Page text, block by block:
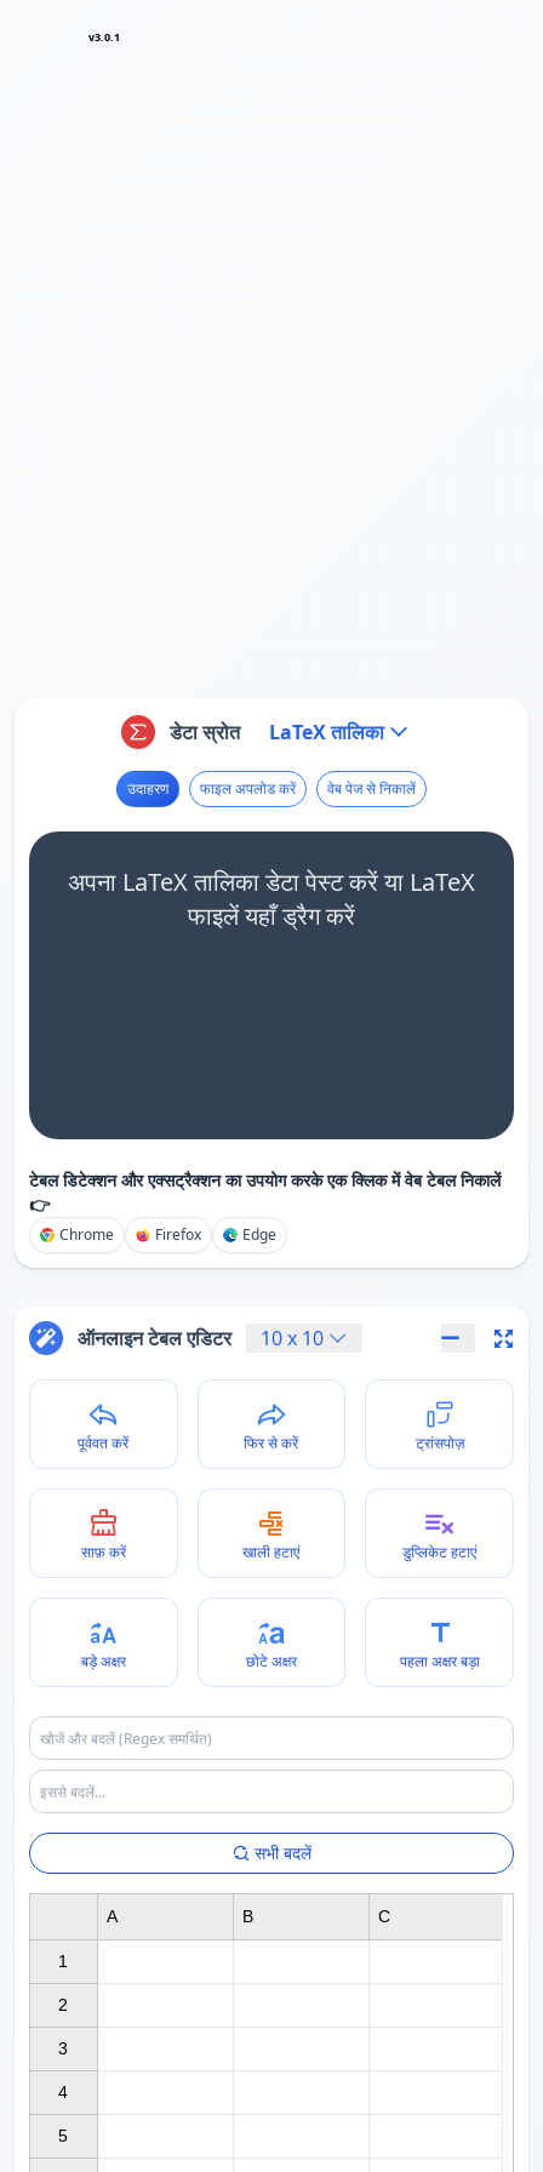
v3.0.1
डेटा स्रोत LaTeX तालिका
उदाहरण फाइल अपलोड करें वेब पेज से निकालें
अपना LaTeX तालिका डेटा पेस्ट करें या LaTeX
फाइलें यहाँ ड्रैग करें
टेबल डिटेक्शन और एक्सट्रैक्शन का उपयोग करके एक क्लिक में वेब टेबल निकालें
👉
Chrome Firefox Edge
ऑनलाइन टेबल एडिटर 10x 10
पूर्ववत करें फिर से करें ट्रांसपोज़
साफ़ करें खाली हटाएं डुप्लिकेट हटाएं
बड़े अक्षर छोटे अक्षर पहला अक्षर बड़ा
सभी बदलें
1
2
3
4
5
A B C